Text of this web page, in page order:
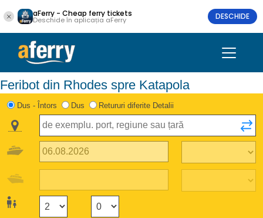
aFerry - Cheap ferry tickets
Deschide în aplicația aFerry DESCHIDE
Feribot din Rhodes spre Katapola
Dus - Întors Dus Retururi diferite Detalii